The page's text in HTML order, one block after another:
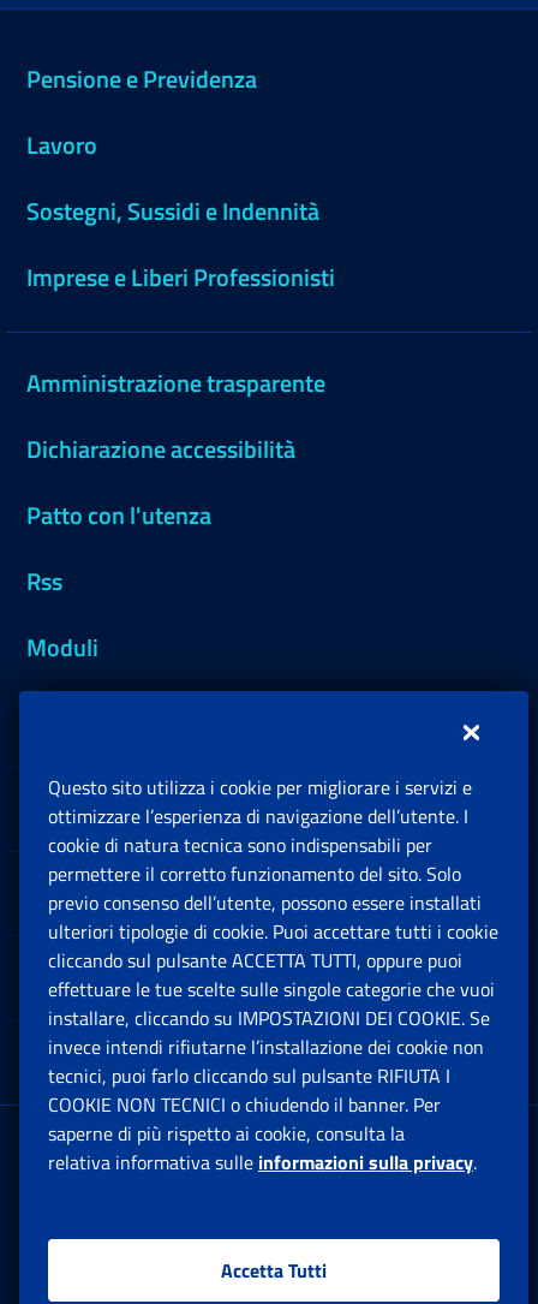
Pensione e Previdenza
Lavoro
Sostegni, Sussidi e Indennità
Imprese e Liberi Professionisti
Amministrazione trasparente
Dichiarazione accessibilità
Patto con l'utenza
Rss
Moduli
Sedi e Contatti
Software
Note Legali
App mobile
Sede Legale : Via Ciro il Grande, 21
00144 Roma
Questo sito utilizza i cookie per migliorare i servizi e
ottimizzare l’esperienza di navigazione dell’utente. I
cookie di natura tecnica sono indispensabili per
permettere il corretto funzionamento del sito. Solo
previo consenso dell’utente, possono essere installati
ulteriori tipologie di cookie. Puoi accettare tutti i cookie
cliccando sul pulsante ACCETTA TUTTI, oppure puoi
effettuare le tue scelte sulle singole categorie che vuoi
installare, cliccando su IMPOSTAZIONI DEI COOKIE. Se
invece intendi rifiutarne l’installazione dei cookie non
tecnici, puoi farlo cliccando sul pulsante RIFIUTA I
COOKIE NON TECNICI o chiudendo il banner. Per
saperne di più rispetto ai cookie, consulta la
relativa informativa sulle informazioni sulla privacy.
Accetta Tutti